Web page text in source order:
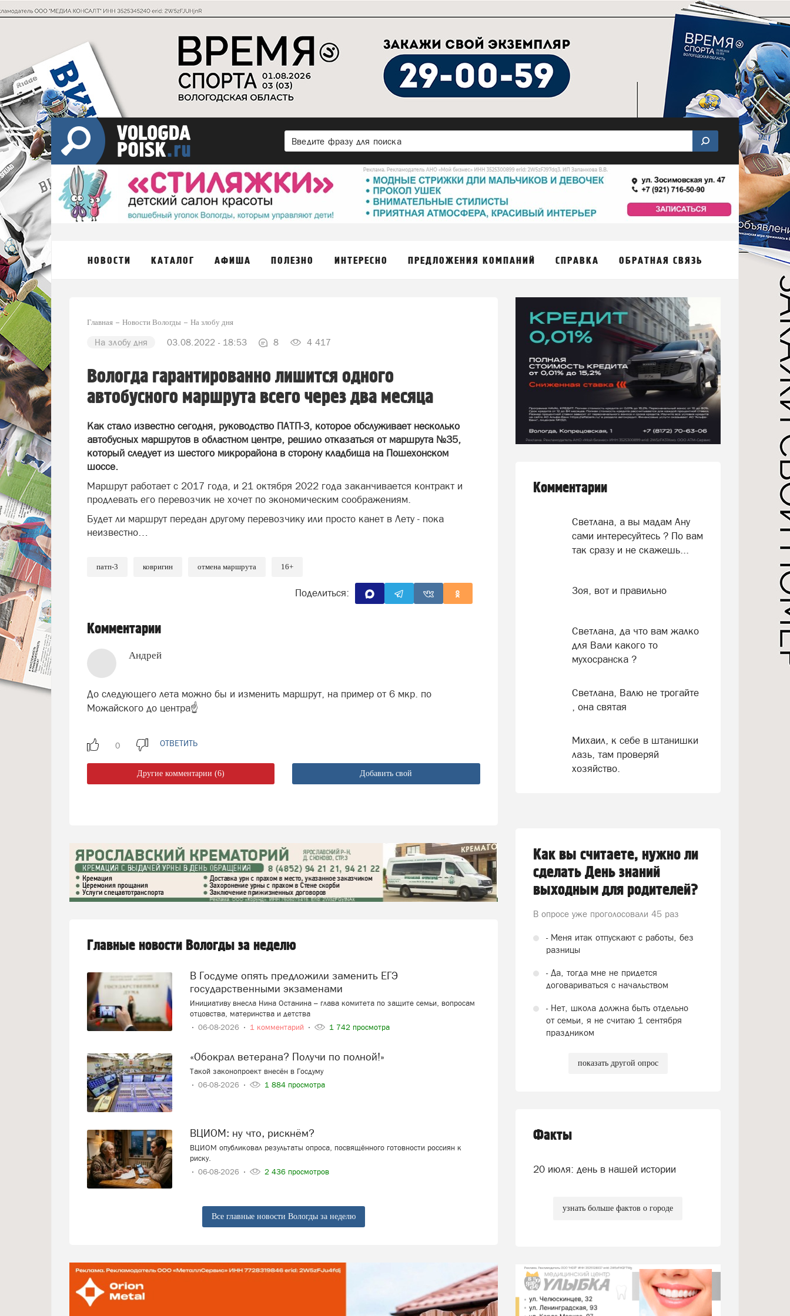
НОВОСТИ КАТАЛОГ АФИША ПОЛЕЗНО ИНТЕРЕСНО ПРЕДЛОЖЕНИЯ КОМПАНИЙ СПРАВКА ОБРАТНАЯ СВЯЗЬ
Главная Новости Вологды На злобу дня
На злобу дня 03.08.2022 - 18:53 8 4 417
Вологда гарантированно лишится одного
автобусного маршрута всего через два месяца
Как стало известно сегодня, руководство ПАТП-3, которое обслуживает несколько
автобусных маршрутов в областном центре, решило отказаться от маршрута №35,
который следует из шестого микрорайона в сторону кладбища на Пошехонском
шоссе.
Маршрут работает с 2017 года, и 21 октября 2022 года заканчивается контракт и
продлевать его перевозчик не хочет по экономическим соображениям.
Будет ли маршрут передан другому перевозчику или просто канет в Лету - пока
неизвестно…
патп-3 ковригин отмена маршрута 16+
Поделиться:
Комментарии
Андрей
До следующего лета можно бы и изменить маршрут, на пример от 6 мкр. по
Можайского до центра☝
ОТВЕТИТЬ
Другие комментарии (6) Добавить свой
Главные новости Вологды за неделю
В Госдуме опять предложили заменить ЕГЭ
государственными экзаменами
Инициативу внесла Нина Останина – глава комитета по защите семьи, вопросам
отцовства, материнства и детства
06-08-2026
1 комментарий 1 742 просмотра
«Обокрал ветерана? Получи по полной!»
Такой законопроект внесён в Госдуму
06-08-2026
1 884 просмотра
ВЦИОМ: ну что, рискнём?
ВЦИОМ опубликовал результаты опроса, посвящённого готовности россиян к
риску.
06-08-2026
2 436 просмотров
Все главные новости Вологды за неделю
Комментарии
Светлана, а вы мадам Ану
сами интересуйтесь ? По вам
так сразу и не скажешь...
Зоя, вот и правильно
Светлана, да что вам жалко
для Вали какого то
мухосранска ?
Светлана, Валю не трогайте
, она святая
Михаил, к себе в штанишки
лазь, там проверяй
хозяйство.
Как вы считаете, нужно ли
сделать День знаний
выходным для родителей?
В опросе уже проголосовали 45 раз
- Меня итак отпускают с работы, без
разницы
- Да, тогда мне не придется
договариваться с начальством
- Нет, школа должна быть отдельно
от семьи, я не считаю 1 сентября
праздником
показать другой опрос
Факты
20 июля: день в нашей истории
узнать больше фактов о городе